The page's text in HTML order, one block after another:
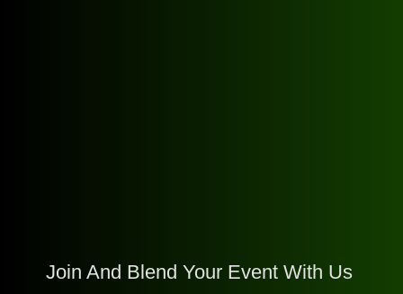
Join And Blend Your Event With Us